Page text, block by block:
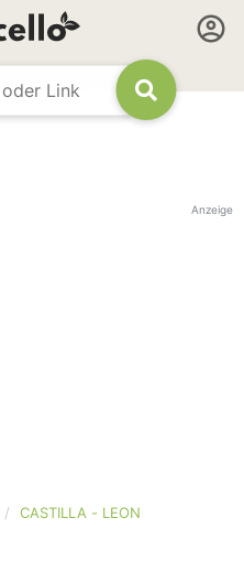
Anzeige
CASTILLA - LEON